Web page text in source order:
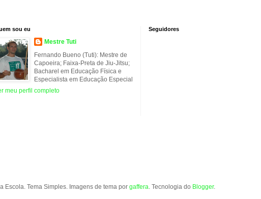
sou eu
Mestre Tuti
Fernando Bueno (Tuti): Mestre de
Capoeira; Faixa-Preta de Jiu-Jitsu;
Bacharel em Educação Física e
Especialista em Educação Especial
meu perfil completo
Seguidores
Escola. Tema Simples. Imagens de tema por gaffera. Tecnologia do Blogger.